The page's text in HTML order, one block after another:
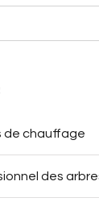
de chauffage
des